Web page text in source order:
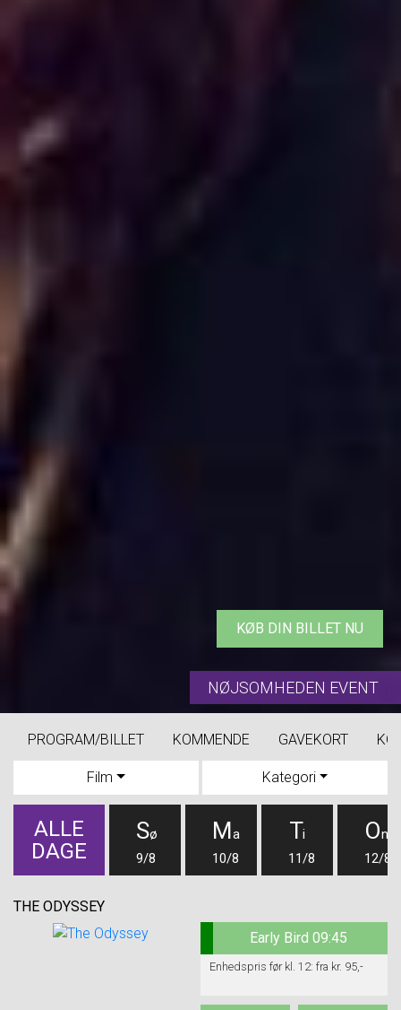
NØJSOMHEDEN EVENT
KØB DIN BILLET NU
PROGRAM/BILLET KOMMENDE GAVEKORT
Film Kategori
ALLE
DAGE
Sø
9/8
Ma
10/8
Ti
11/8
O
n
12/8
THE ODYSSEY
Early Bird 09:45
Enhedspris før kl. 12: fra kr. 95,-